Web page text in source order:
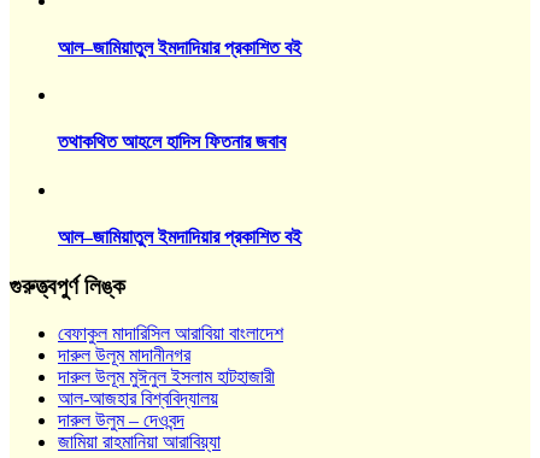
আল–জামিয়াতুল ইমদাদিয়ার প্রকাশিত বই
তথাকথিত আহলে হাদিস ফিতনার জবাব
আল–জামিয়াতুল ইমদাদিয়ার প্রকাশিত বই
গুরুত্ত্বপুর্ণ লিঙ্ক
বেফাকুল মাদারিসিল আরাবিয়া বাংলাদেশ
দারুল উলূম মাদানীনগর
দারুল উলূম মুঈনুল ইসলাম হাটহাজারী
আল-আজহার বিশ্ববিদ্যালয়
দারুল উলুম – দেওবন্দ
জামিয়া রাহমানিয়া আরাবিয়্যা